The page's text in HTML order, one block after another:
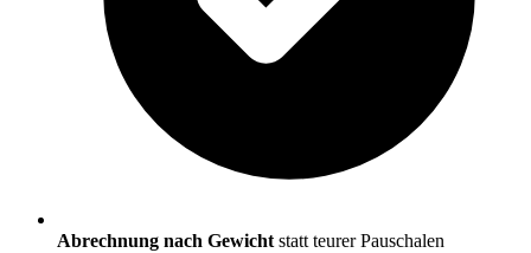
Abrechnung nach Gewichtstatt teurer Pauschalen